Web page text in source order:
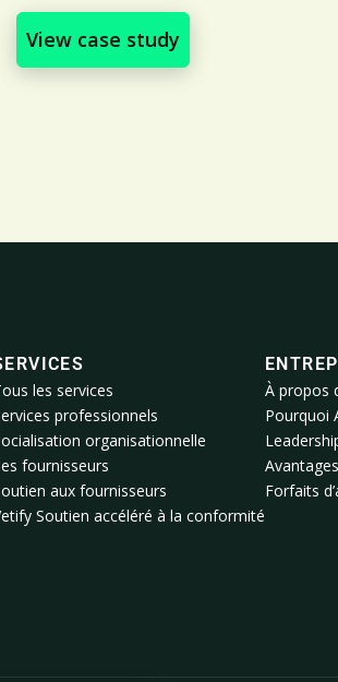
View case study
les services
professionnels
organisationnelle
fournisseurs
aux fournisseurs
Soutien accéléré à la conformité
À propos
Pourquoi
Forfaits